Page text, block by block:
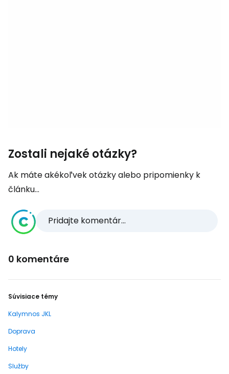
Zostali nejaké otázky?
Ak máte akékoľvek otázky alebo pripomienky k
článku...
Pridajte komentár...
0 komentáre
Súvisiace témy
Kalymnos JKL
Doprava
Hotely
Služby